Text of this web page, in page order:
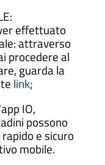
effettuato
attraverso
procedere al
guarda la
link;
IO,
possono
e sicuro
mobile.